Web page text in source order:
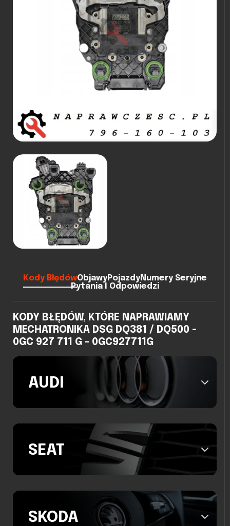
Kody BłędówObjawyPojazdyNumery Seryjne
Pytania I Odpowiedzi
KODY BŁĘDÓW, KTÓRE NAPRAWIAMY
MECHATRONIKA DSG DQ381 / DQ500 -
0GC 927 711 G - 0GC927711G
AUDI
SEAT
SKODA